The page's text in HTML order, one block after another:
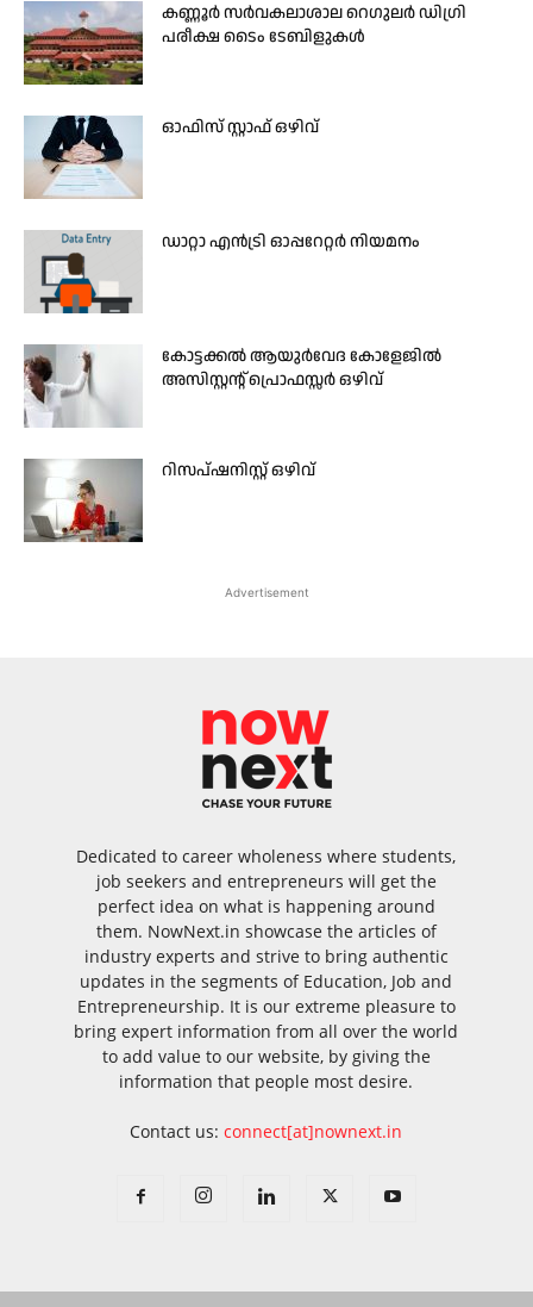
കണ്ണൂർ സർവകലാശാല റെഗുലർ ഡിഗ്രി
പരീക്ഷ ടൈം ടേബിളുകൾ
ഓഫിസ് സ്റ്റാഫ് ഒഴിവ്
ഡാറ്റാ എന്‍ട്രി ഓപ്പറേറ്റര്‍ നിയമനം
കോട്ടക്കൽ ആയുർവേദ കോളേജിൽ
അസിസ്റ്റന്റ് പ്രൊഫസ്സർ ഒഴിവ്
റിസപ്ഷനിസ്റ്റ് ഒഴിവ്
Advertisement
Dedicated to career wholeness where students,
job seekers and entrepreneurs will get the
perfect idea on what is happening around
them. NowNext.in showcase the articles of
industry experts and strive to bring authentic
updates in the segments of Education, Job and
Entrepreneurship. It is our extreme pleasure to
bring expert information from all over the world
to add value to our website, by giving the
information that people most desire.
Contact us:connect[at]nownext.in